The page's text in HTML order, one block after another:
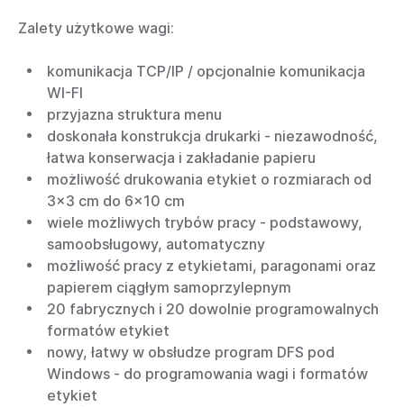
Zalety użytkowe wagi:
komunikacja TCP/IP / opcjonalnie komunikacja
WI-FI
przyjazna struktura menu
doskonała konstrukcja drukarki - niezawodność,
łatwa konserwacja i zakładanie papieru
możliwość drukowania etykiet o rozmiarach od
3x3 cm do 6x10 cm
wiele możliwych trybów pracy - podstawowy,
samoobsługowy, automatyczny
możliwość pracy z etykietami, paragonami oraz
papierem ciągłym samoprzylepnym
20 fabrycznych i 20 dowolnie programowalnych
formatów etykiet
nowy, łatwy w obsłudze program DFS pod
Windows - do programowania wagi i formatów
etykiet